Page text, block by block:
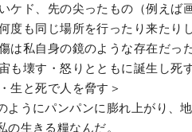
ケド、先の尖ったもの（例えば
度も同じ場所を行ったり来たり
は私自身の鏡のような存在だっ
も壊す・怒りとともに誕生し死
生と死で人を脅す＞
ようにパンパンに膨れ上がり、
生きる糧なんだ。